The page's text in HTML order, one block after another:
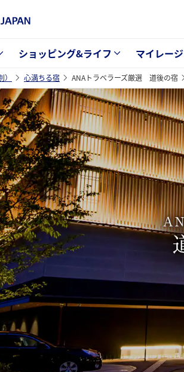
ショッピング&ライフ マイレージ
心満ちる宿 ANAトラベラーズ厳選 道後の宿